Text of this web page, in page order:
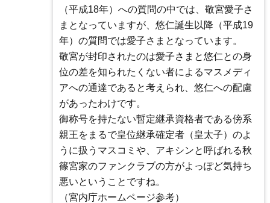
（平成18年）への質問の中では、敬宮愛子さ
まとなっていますが、悠仁誕生以降（平成19
年）の質問では愛子さまとなっています。
敬宮が封印されたのは愛子さまと悠仁との身
位の差を知られたくない者によるマスメディ
アへの通達であると考えられ、悠仁への配慮
があったわけです。
御称号を持たない暫定継承資格者である傍系
親王をまるで皇位継承確定者（皇太子）のよ
うに扱うマスコミや、アキシンと呼ばれる秋
篠宮家のファンクラブの方がよっぽど気持ち
悪いということですね。
（宮内庁ホームページ参考）